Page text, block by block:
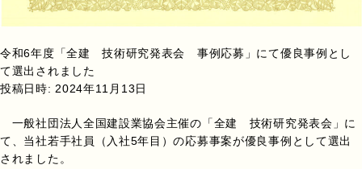
令和6年度「全建 技術研究発表会 事例応募」にて優良事例とし
て選出されました
投稿日時: 2024年11月13日
一般社団法人全国建設業協会主催の「全建 技術研究発表会」に
て、当社若手社員（入社5年目）の応募事案が優良事例として選出
されました。